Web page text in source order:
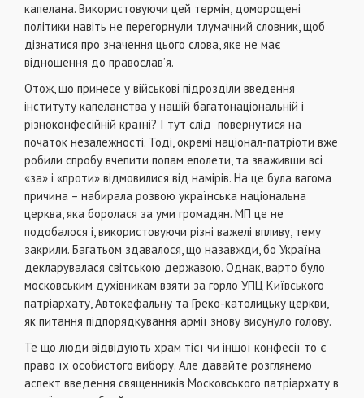
капелана. Використовуючи цей термін, доморощені
політики навіть не перегорнули тлумачний словник, щоб
дізнатися про значення цього слова, яке не має
відношення до православ’я.
Отож, що принесе у військові підрозділи введення
інституту капеланства у нашій багатонаціональній і
різноконфесійній країні? І тут слід повернутися на
початок незалежності. Тоді, окремі націонал-патріоти вже
робили спробу вчепити попам еполети, та зваживши всі
«за» і «проти» відмовилися від намірів. На це була вагома
причина – набирала розвою українська національна
церква, яка боролася за уми громадян. МП це не
подобалося і, використовуючи різні важелі впливу, тему
закрили. Багатьом здавалося, що назавжди, бо Україна
декларувалася світською державою. Однак, варто було
московським духівникам взяти за горло УПЦ Київського
патріархату, Автокефальну та Греко-католицьку церкви,
як питання підпорядкування армії знову висунуло голову.
Те що люди відвідують храм тієї чи іншої конфесії то є
право їх особистого вибору. Але давайте розглянемо
аспект введення священників Московського патріархату в